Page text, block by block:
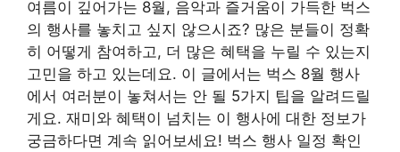
여름이 깊어가는 8월, 음악과 즐거움이 가득한 벅스
의 행사를 놓치고 싶지 않으시죠? 많은 분들이 정확
히 어떻게 참여하고, 더 많은 혜택을 누릴 수 있는지
고민을 하고 있는데요. 이 글에서는 벅스 8월 행사
에서 여러분이 놓쳐서는 안 될 5가지 팁을 알려드릴
게요. 재미와 혜택이 넘치는 이 행사에 대한 정보가
궁금하다면 계속 읽어보세요! 벅스 행사 일정 확인